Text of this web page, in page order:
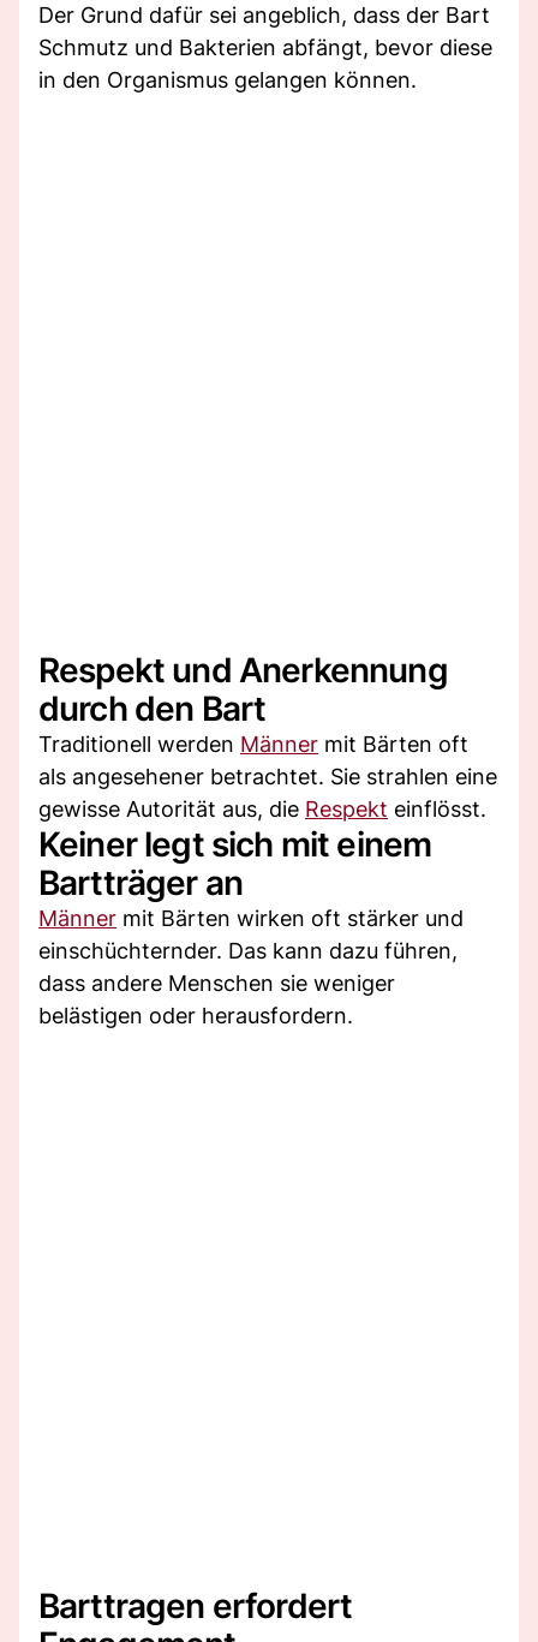
Der Grund dafür sei angeblich, dass der Bart
Schmutz und Bakterien abfängt, bevor diese
in den Organismus gelangen können.
Respekt und Anerkennung
durch den Bart
Traditionell werden Männer mit Bärten oft
als angesehener betrachtet. Sie strahlen eine
gewisse Autorität aus, die Respekt einflösst.
Keiner legt sich mit einem
Bartträger an
Männer mit Bärten wirken oft stärker und
einschüchternder. Das kann dazu führen,
dass andere Menschen sie weniger
belästigen oder herausfordern.
Barttragen erfordert